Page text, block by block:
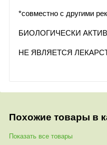
*совместно с другими
БИОЛОГИЧЕСКИ
НЕ ЯВЛЯЕТСЯ
Похожие товары в
Показать все товары